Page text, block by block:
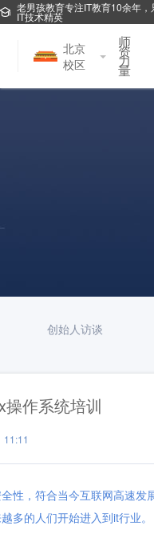
老男孩教育专注IT教育10余年，
IT技术精英
北京
校区
师
资
力
量
创始人访谈
作系统培训
11:11
性，符合当今互联网高速
多的人们开始进入到it行业。